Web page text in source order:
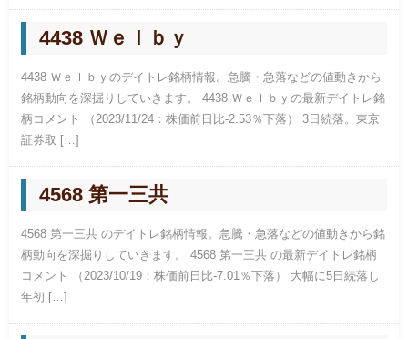
4438 Ｗｅｌｂｙ
4438 Ｗｅｌｂｙのデイトレ銘柄情報。急騰・急落などの値動きから
銘柄動向を深掘りしていきます。 4438 Ｗｅｌｂｙの最新デイトレ銘
柄コメント （2023/11/24：株価前日比-2.53％下落） 3日続落。東京
証券取 […]
4568 第一三共
4568 第一三共 のデイトレ銘柄情報。急騰・急落などの値動きから銘
柄動向を深掘りしていきます。 4568 第一三共 の最新デイトレ銘柄
コメント （2023/10/19：株価前日比-7.01％下落） 大幅に5日続落し
年初 […]